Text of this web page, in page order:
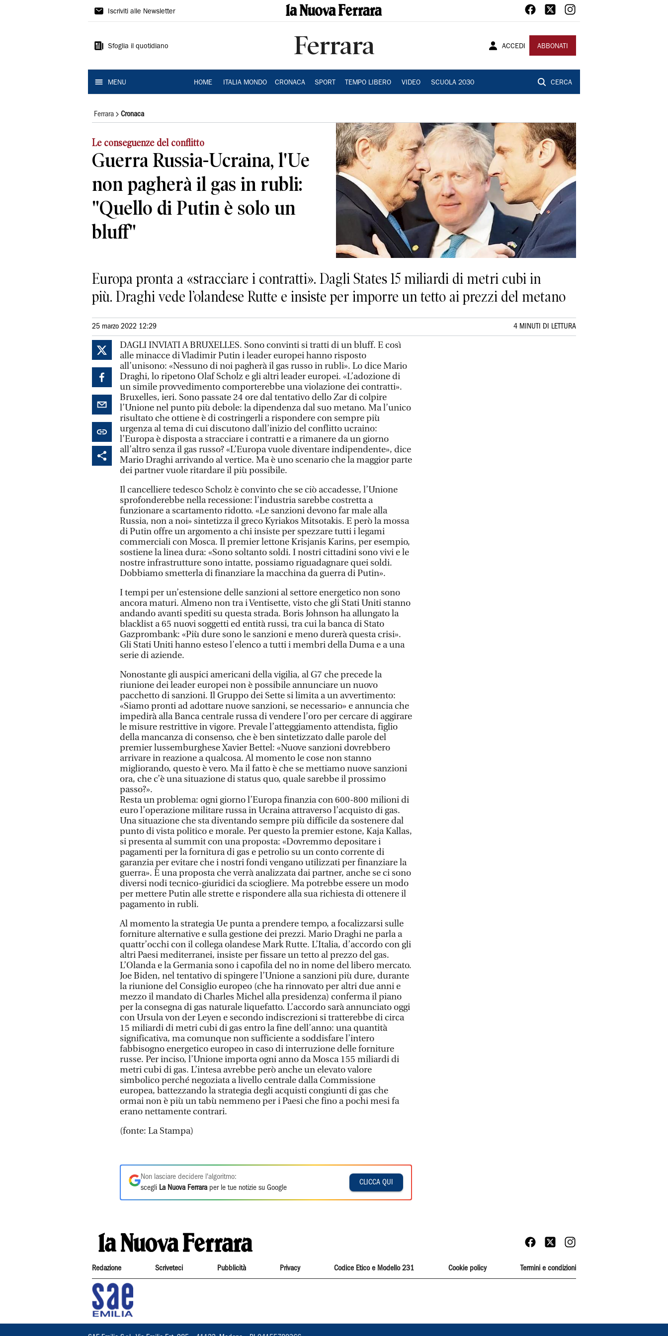
La
Ferrara
Iscriviti alle Newsletter
Sfoglia il quotidiano Ferrara ACCEDI ABBONATI
MENU HOME ITALIA MONDO CRONACA SPORT TEMPO LIBERO VIDEO SCUOLA 2030 CERCA
Ferrara Cronaca
Le conseguenze del conflitto
Guerra Russia-Ucraina, l'Ue
non pagherà il gas in rubli:
"Quello di Putin è solo un
bluff"
Europa pronta a «stracciare i contratti». Dagli States 15 miliardi di metri cubi in
più. Draghi vede l’olandese Rutte e insiste per imporre un tetto ai prezzi del metano
25 marzo 2022 12:29 4 MINUTI DI LETTURA
DAGLI INVIATI A BRUXELLES. Sono convinti si tratti di un bluff. E così
alle minacce di Vladimir Putin i leader europei hanno risposto
all’unisono: «Nessuno di noi pagherà il gas russo in rubli». Lo dice Mario
Draghi, lo ripetono Olaf Scholz e gli altri leader europei. «L’adozione di
un simile provvedimento comporterebbe una violazione dei contratti».
Bruxelles, ieri. Sono passate 24 ore dal tentativo dello Zar di colpire
l’Unione nel punto più debole: la dipendenza dal suo metano. Ma l’unico
risultato che ottiene è di costringerli a rispondere con sempre più
urgenza al tema di cui discutono dall’inizio del conflitto ucraino:
l’Europa è disposta a stracciare i contratti e a rimanere da un giorno
all’altro senza il gas russo? «L’Europa vuole diventare indipendente», dice
Mario Draghi arrivando al vertice. Ma è uno scenario che la maggior parte
dei partner vuole ritardare il più possibile.
Il cancelliere tedesco Scholz è convinto che se ciò accadesse, l’Unione
sprofonderebbe nella recessione: l’industria sarebbe costretta a
funzionare a scartamento ridotto. «Le sanzioni devono far male alla
Russia, non a noi» sintetizza il greco Kyriakos Mitsotakis. E però la mossa
di Putin offre un argomento a chi insiste per spezzare tutti i legami
commerciali con Mosca. Il premier lettone Krisjanis Karins, per esempio,
sostiene la linea dura: «Sono soltanto soldi. I nostri cittadini sono vivi e le
nostre infrastrutture sono intatte, possiamo riguadagnare quei soldi.
Dobbiamo smetterla di finanziare la macchina da guerra di Putin».
I tempi per un’estensione delle sanzioni al settore energetico non sono
ancora maturi. Almeno non tra i Ventisette, visto che gli Stati Uniti stanno
andando avanti spediti su questa strada. Boris Johnson ha allungato la
blacklist a 65 nuovi soggetti ed entità russi, tra cui la banca di Stato
Gazprombank: «Più dure sono le sanzioni e meno durerà questa crisi».
Gli Stati Uniti hanno esteso l’elenco a tutti i membri della Duma e a una
serie di aziende.
Nonostante gli auspici americani della vigilia, al G7 che precede la
riunione dei leader europei non è possibile annunciare un nuovo
pacchetto di sanzioni. Il Gruppo dei Sette si limita a un avvertimento:
«Siamo pronti ad adottare nuove sanzioni, se necessario» e annuncia che
impedirà alla Banca centrale russa di vendere l’oro per cercare di aggirare
le misure restrittive in vigore. Prevale l’atteggiamento attendista, figlio
della mancanza di consenso, che è ben sintetizzato dalle parole del
premier lussemburghese Xavier Bettel: «Nuove sanzioni dovrebbero
arrivare in reazione a qualcosa. Al momento le cose non stanno
migliorando, questo è vero. Ma il fatto è che se mettiamo nuove sanzioni
ora, che c’è una situazione di status quo, quale sarebbe il prossimo
passo?».
Resta un problema: ogni giorno l’Europa finanzia con 600-800 milioni di
euro l’operazione militare russa in Ucraina attraverso l’acquisto di gas.
Una situazione che sta diventando sempre più difficile da sostenere dal
punto di vista politico e morale. Per questo la premier estone, Kaja Kallas,
si presenta al summit con una proposta: «Dovremmo depositare i
pagamenti per la fornitura di gas e petrolio su un conto corrente di
garanzia per evitare che i nostri fondi vengano utilizzati per finanziare la
guerra». È una proposta che verrà analizzata dai partner, anche se ci sono
diversi nodi tecnico-giuridici da sciogliere. Ma potrebbe essere un modo
per mettere Putin alle strette e rispondere alla sua richiesta di ottenere il
pagamento in rubli.
Al momento la strategia Ue punta a prendere tempo, a focalizzarsi sulle
forniture alternative e sulla gestione dei prezzi. Mario Draghi ne parla a
quattr’occhi con il collega olandese Mark Rutte. L’Italia, d’accordo con gli
altri Paesi mediterranei, insiste per fissare un tetto al prezzo del gas.
L’Olanda e la Germania sono i capofila del no in nome del libero mercato.
Joe Biden, nel tentativo di spingere l’Unione a sanzioni più dure, durante
la riunione del Consiglio europeo (che ha rinnovato per altri due anni e
mezzo il mandato di Charles Michel alla presidenza) conferma il piano
per la consegna di gas naturale liquefatto. L’accordo sarà annunciato oggi
con Ursula von der Leyen e secondo indiscrezioni si tratterebbe di circa
15 miliardi di metri cubi di gas entro la fine dell’anno: una quantità
significativa, ma comunque non sufficiente a soddisfare l’intero
fabbisogno energetico europeo in caso di interruzione delle forniture
russe. Per inciso, l’Unione importa ogni anno da Mosca 155 miliardi di
metri cubi di gas. L’intesa avrebbe però anche un elevato valore
simbolico perché negoziata a livello centrale dalla Commissione
europea, battezzando la strategia degli acquisti congiunti di gas che
ormai non è più un tabù nemmeno per i Paesi che fino a pochi mesi fa
erano nettamente contrari.
(fonte: La Stampa)
Non lasciare decidere l'algoritmo:
scegli La Nuova Ferrara per le tue notizie su Google
CLICCA QUI
Redazione Scriveteci Pubblicità Privacy Codice Etico e Modello 231 Cookie policy Termini e condizioni